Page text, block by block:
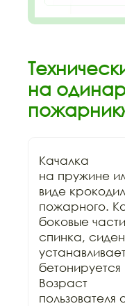
на
Качалка
на пружине
виде
пожарного.
боковые
спинка,
Возраст
пользователя